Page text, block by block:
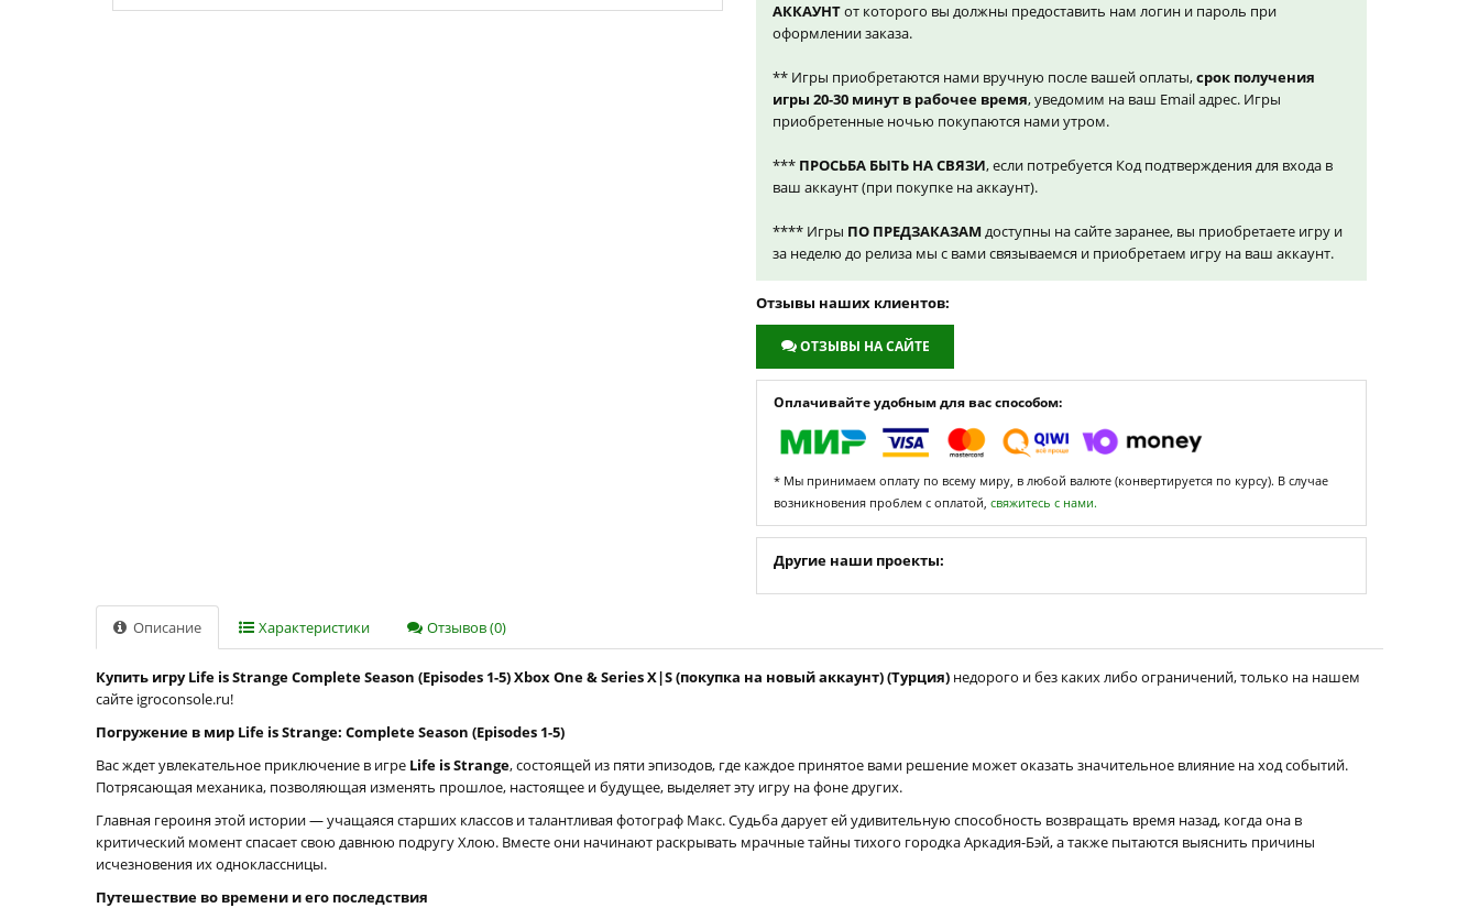
АККАУНТот которого вы должны предоставить нам логин и пароль при
оформлении заказа.
** Игры приобретаются нами вручную после вашей оплаты,срок получения
игры 20-30 минут в рабочее время, уведомим на ваш Email адрес. Игры
приобретенные ночью покупаются нами утром.
*** ПРОСЬБА БЫТЬ НА СВЯЗИ, если потребуется Код подтверждения для входа в
ваш аккаунт (при покупке на аккаунт).
**** Игры ПО ПРЕДЗАКАЗАМ доступны на сайте заранее, вы приобретаете игру и
за неделю до релиза мы с вами связываемся и приобретаем игру на ваш аккаунт.
Отзывы наших клиентов:
ОТЗЫВЫ НА САЙТЕ
Оплачивайте удобным для вас способом:
* Мы принимаем оплату по всему миру, в любой валюте (конвертируется по курсу). В случае
возникновения проблем с оплатой, свяжитесь с нами.
Другие наши проекты:
Описание Характеристики Отзывов (0)
Купить игру Life is Strange Complete Season (Episodes 1-5) Xbox One & Series X|S (покупка на новый аккаунт) (Турция) недорого и без каких либо ограничений, только на нашем
сайте igroconsole.ru!
Погружение в мир Life is Strange: Complete Season (Episodes 1-5)
Вас ждет увлекательное приключение в игре Life is Strange, состоящей из пяти эпизодов, где каждое принятое вами решение может оказать значительное влияние на ход событий.
Потрясающая механика, позволяющая изменять прошлое, настоящее и будущее, выделяет эту игру на фоне других.
Главная героиня этой истории — учащаяся старших классов и талантливая фотограф Макс. Судьба дарует ей удивительную способность возвращать время назад, когда она в
критический момент спасает свою давнюю подругу Хлою. Вместе они начинают раскрывать мрачные тайны тихого городка Аркадия-Бэй, а также пытаются выяснить причины
исчезновения их одноклассницы.
Путешествие во времени и его последствия